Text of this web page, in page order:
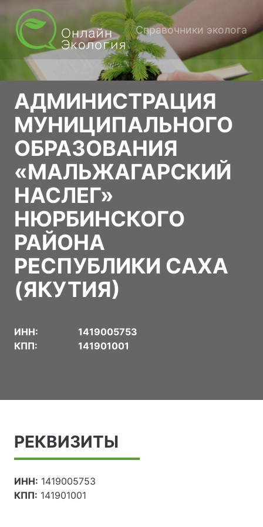
Справочники эколога
АДМИНИСТРАЦИЯ
МУНИЦИПАЛЬНОГО
ОБРАЗОВАНИЯ
«МАЛЬЖАГАРСКИЙ
НАСЛЕГ»
НЮРБИНСКОГО
РАЙОНА
РЕСПУБЛИКИ САХА
(ЯКУТИЯ)
ИНН:
1419005753
КПП:
141901001
РЕКВИЗИТЫ
ИНН: 1419005753
КПП: 141901001